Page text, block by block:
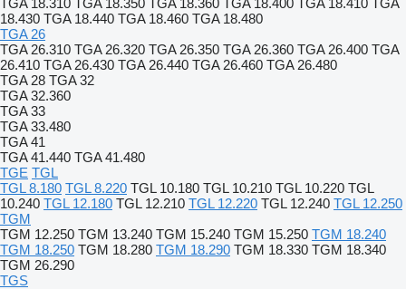
TGA 18.310 TGA 18.350 TGA 18.360 TGA 18.400 TGA 18.410 TGA
18.430 TGA 18.440 TGA 18.460 TGA 18.480
TGA 26
TGA 26.310 TGA 26.320 TGA 26.350 TGA 26.360 TGA 26.400 TGA
26.410 TGA 26.430 TGA 26.440 TGA 26.460 TGA 26.480
TGA 28 TGA 32
TGA 32.360
TGA 33
TGA 33.480
TGA 41
TGA 41.440 TGA 41.480
TGE TGL
TGL 8.180 TGL 8.220 TGL 10.180 TGL 10.210 TGL 10.220 TGL
10.240 TGL 12.180 TGL 12.210 TGL 12.220 TGL 12.240 TGL 12.250
TGM
TGM 12.250 TGM 13.240 TGM 15.240 TGM 15.250 TGM 18.240
TGM 18.250 TGM 18.280 TGM 18.290 TGM 18.330 TGM 18.340
TGM 26.290
TGS